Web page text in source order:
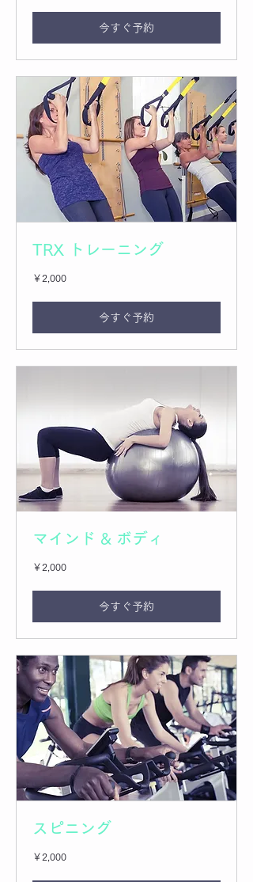
今すぐ予約
TRX トレーニング
2,000
円
￥2,000
今すぐ予約
マインド & ボディ
2,000
円
￥2,000
今すぐ予約
スピニング
2,000
円
￥2,000